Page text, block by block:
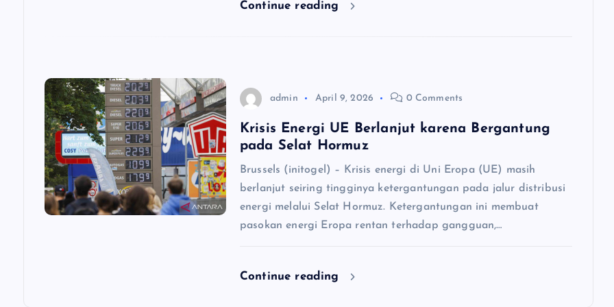
Continue reading
admin April 9, 2026 0 Comments
Krisis Energi UE Berlanjut karena Bergantung
pada Selat Hormuz
Brussels (initogel) – Krisis energi di Uni Eropa (UE) masih
berlanjut seiring tingginya ketergantungan pada jalur distribusi
energi melalui Selat Hormuz. Ketergantungan ini membuat
pasokan energi Eropa rentan terhadap gangguan,…
Continue reading